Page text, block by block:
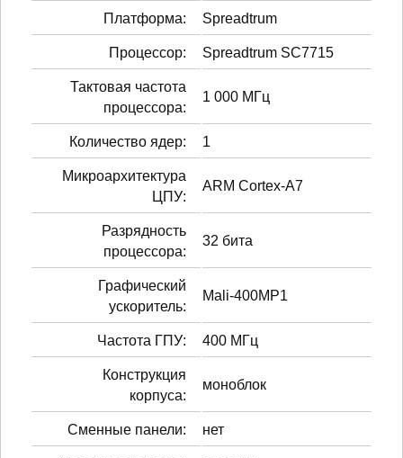
Платформа: Spreadtrum
Процессор: Spreadtrum SC7715
Тактовая частота
процессора:
1 000 МГц
Количество ядер: 1
Микроархитектура
ЦПУ:
ARM Cortex-A7
Разрядность
процессора:
32 бита
Графический
ускоритель:
Mali-400MP1
Частота ГПУ: 400 МГц
Конструкция
корпуса:
моноблок
Сменные панели: нет